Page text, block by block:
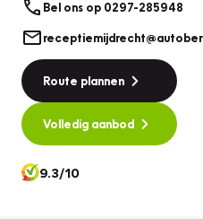
Ronde Venen! Aan
geen rechten ontleend.
Bel ons op 0297-285948
Route plannen
Volledig aanbod
9.3/10